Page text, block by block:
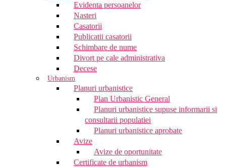
Evidenta persoanelor
Nasteri
Casatorii
Publicatii casatorii
Schimbare de nume
Divort pe cale administrativa
Decese
Urbanism
Planuri urbanistice
Plan Urbanistic General
Planuri urbanistice supuse informarii si
consultarii populatiei
Planuri urbanistice aprobate
Avize
Avize de oportunitate
Certificate de urbanism